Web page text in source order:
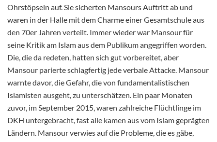
Ohrstöpseln auf. Sie sicherten Mansours Auftritt ab und
waren in der Halle mit dem Charme einer Gesamtschule aus
den 70er Jahren verteilt. Immer wieder war Mansour für
seine Kritik am Islam aus dem Publikum angegriffen worden.
Die, die da redeten, hatten sich gut vorbereitet, aber
Mansour parierte schlagfertig jede verbale Attacke. Mansour
warnte davor, die Gefahr, die von fundamentalistischen
Islamisten ausgeht, zu unterschätzen. Ein paar Monaten
zuvor, im September 2015, waren zahlreiche Flüchtlinge im
DKH untergebracht, fast alle kamen aus vom Islam geprägten
Ländern. Mansour verwies auf die Probleme, die es gäbe,